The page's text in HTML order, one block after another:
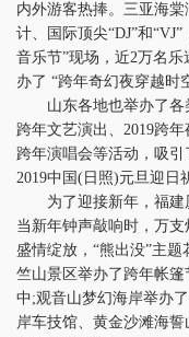
内外游客热捧。三亚海
计、国际顶尖“DJ”和
音乐节”现场，近2万名
办了 “跨年奇幻夜穿越时
山东各地也举办了各
跨年文艺演出、2019跨
跨年演唱会等活动，吸
2019中国(日照)元旦迎日
为了迎接新年，福建厦
当新年钟声敲响时，万
盛情绽放，“熊出没”主
竺山景区举办了跨年帐
中;观音山梦幻海岸举办
岸车技馆、黄金沙滩海